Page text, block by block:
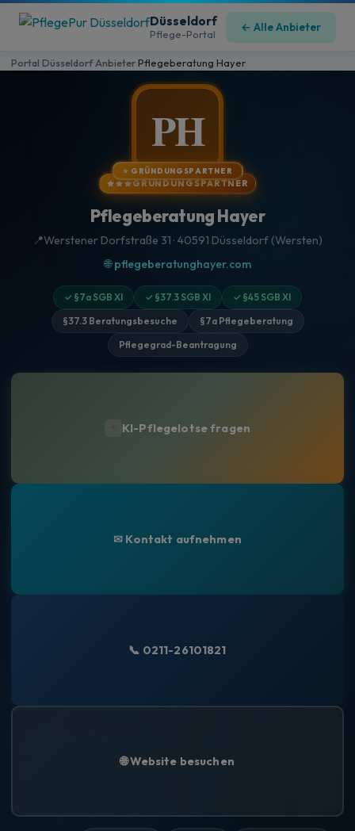
Düsseldorf
Pflege-Portal ← Alle Anbieter
Portal Düsseldorf› Anbieter Pflegeberatung Hayer
PH
⭐ GRÜNDUNGSPARTNER
GRÜNDUNGSPARTNER
Pflegeberatung Hayer
📍Werstener Dorfstraße 31 · 40591 Düsseldorf (Wersten)
🌐 pflegeberatunghayer.com
✓ §7a SGB XI ✓ §37.3 SGB XI
✓ §45 SGB XI
§37.3 Beratungsbesuche
§7a Pflegeberatung
Pflegegrad-Beantragung
KI-Pflegelotse fragen
✉ Kontakt aufnehmen
📞 0211-26101821
🌐 Website besuchen